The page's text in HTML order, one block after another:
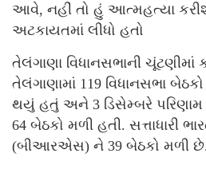
આવે, નહીં તો હું આત્મહત્યા
અટકાયતમાં લીધો હતો
તેલંગાણા વિધાનસભાની ચૂંટણીમાં
તેલંગાણામાં 119 વિધાનસભા
થયું હતું અને 3 ડિસેમ્બરે
64 બેઠકો મળી હતી. સત્તાધારી
(બીઆરએસ) ને 39 બેઠકો મળી